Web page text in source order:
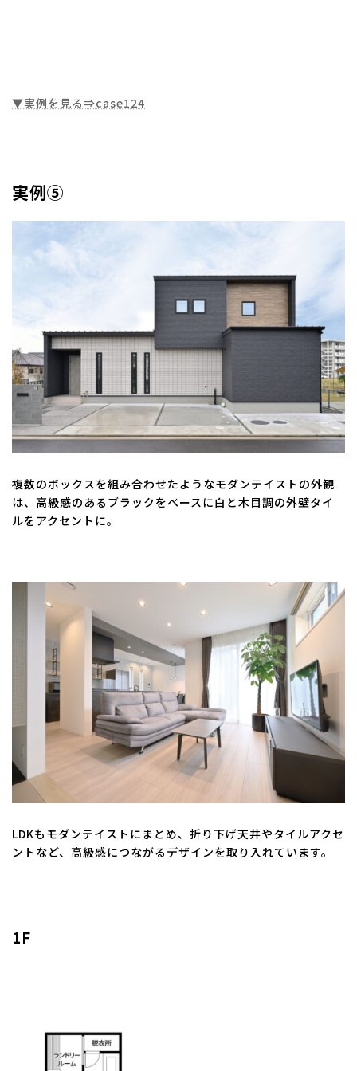
▼実例を見る⇒case124
実例⑤
複数のボックスを組み合わせたようなモダンテイストの外観
は、高級感のあるブラックをベースに白と木目調の外壁タイ
ルをアクセントに。
LDKもモダンテイストにまとめ、折り下げ天井やタイルアクセ
ントなど、高級感につながるデザインを取り入れています。
1F